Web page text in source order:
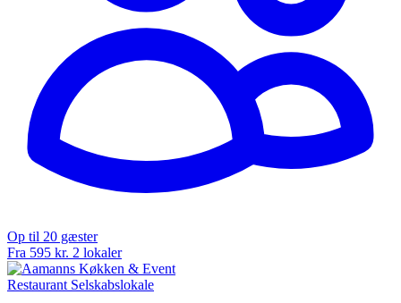
Op til 20 gæster
Fra 595 kr. 2 lokaler
Restaurant Selskabslokale